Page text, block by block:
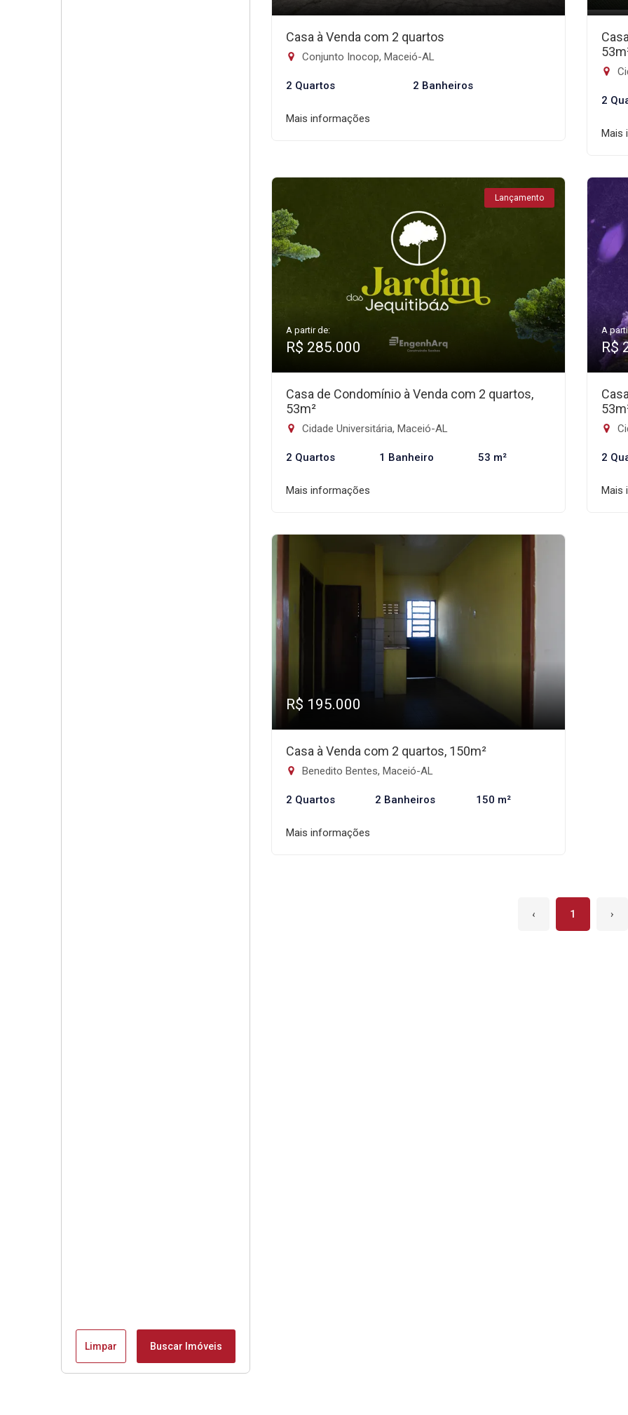
Limpar Buscar Imóveis
Casa à Venda com 2 quartos
Conjunto Inocop, Maceió-AL
2 Quartos 2 Banheiros
Mais informações
2
Mais
Lançamento
A partir de:
R$ 285.000
Casa de Condomínio à Venda com 2 quartos,
53m²
Cidade Universitária, Maceió-AL
2 Quartos 1 Banheiro 53 m²
Mais informações
A
R$
2
Mais
R$ 195.000
Casa à Venda com 2 quartos, 150m²
Benedito Bentes, Maceió-AL
2 Quartos 2 Banheiros 150 m²
Mais informações
‹ 1 ›